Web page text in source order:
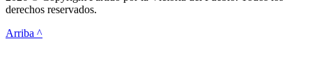
derechos reservados.
Arriba ^